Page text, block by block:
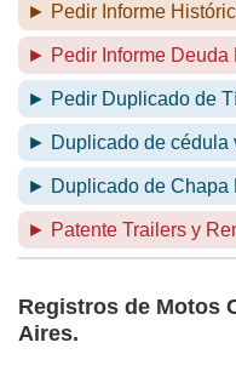
► Pedir Informe
► Pedir Informe Deuda
► Pedir Duplicado de
► Duplicado de cédula
► Duplicado de Chapa
► Patente Trailers y
Registros de Motos
Aires.